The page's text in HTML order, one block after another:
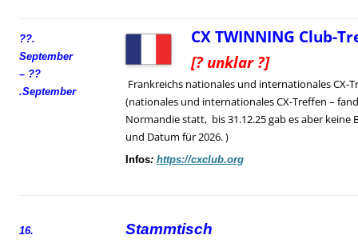
??.
September
– ??
.September
CX TWINNING Club-
[? unklar ?]
Frankreichs nationales und internationales CX-
(nationales und internationales CX-Treffen –
Normandie statt, bis 31.12.25 gab es aber keine
und Datum für 2026. )
Infos: https://cxclub.org
16.
Stammtisch